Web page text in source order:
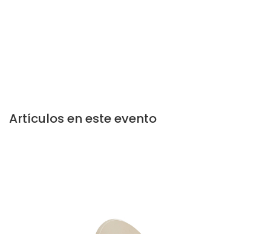
Artículos en este evento